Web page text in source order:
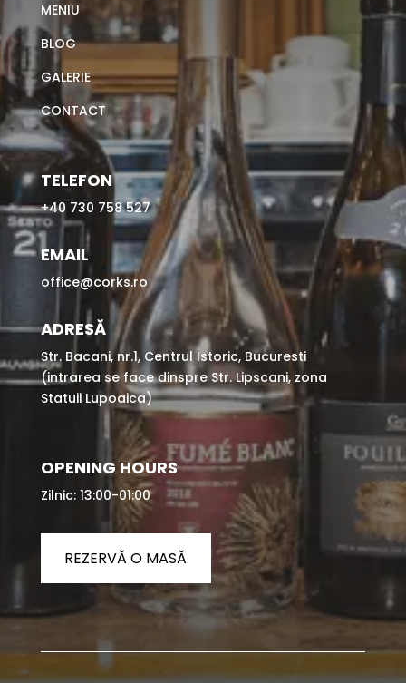
MENIU
BLOG
GALERIE
CONTACT
TELEFON
+40 730 758 527
EMAIL
office@corks.ro
ADRESĂ
Str. Bacani, nr.1, Centrul Istoric, Bucuresti
(intrarea se face dinspre Str. Lipscani, zona
Statuii Lupoaica)
OPENING HOURS
Zilnic: 13:00-01:00
REZERVĂ O MASĂ